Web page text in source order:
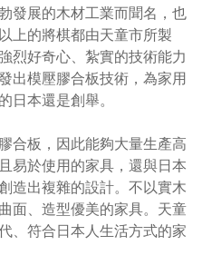
發展的木材工業而聞名，也
上的將棋都由天童市所製
烈好奇心、紮實的技術能力
出模壓膠合板技術，為家用
日本還是創舉。
合板，因此能夠大量生產高
易於使用的家具，還與日本
造出複雜的設計。不以實木
面、造型優美的家具。 天童
、符合日本人生活方式的家